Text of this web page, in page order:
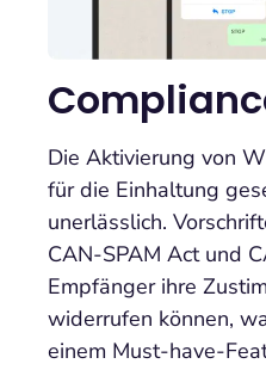
Die Aktivierung von
für die Einhaltung
unerlässlich.
CAN-SPAM Act und
Empfänger ihre
widerrufen können,
einem Must-have-